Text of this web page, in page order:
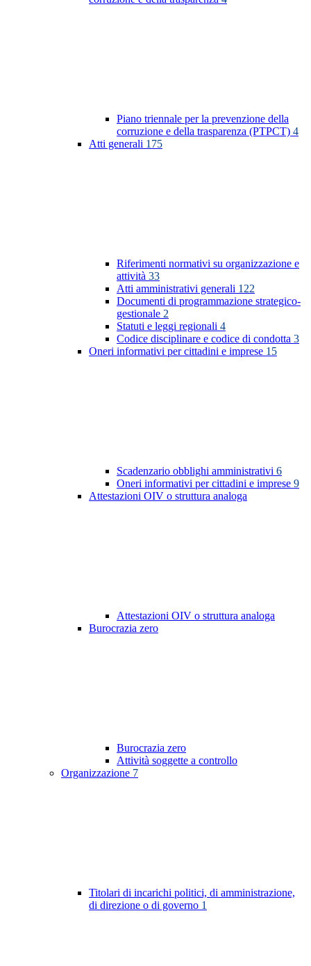
Piano triennale per la prevenzione della
corruzione e della trasparenza (PTPCT) 4
Atti generali 175
Riferimenti normativi su organizzazione e
attività 33
Atti amministrativi generali 122
Documenti di programmazione strategico-
gestionale 2
Statuti e leggi regionali 4
Codice disciplinare e codice di condotta 3
Oneri informativi per cittadini e imprese 15
Scadenzario obblighi amministrativi 6
Oneri informativi per cittadini e imprese 9
Attestazioni OIV o struttura analoga
Attestazioni OIV o struttura analoga
Burocrazia zero
Burocrazia zero
Attività soggette a controllo
Organizzazione 7
Titolari di incarichi politici, di amministrazione,
di direzione o di governo 1